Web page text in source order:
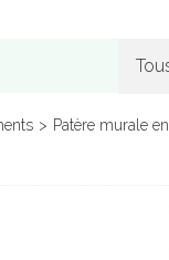
> Patère murale